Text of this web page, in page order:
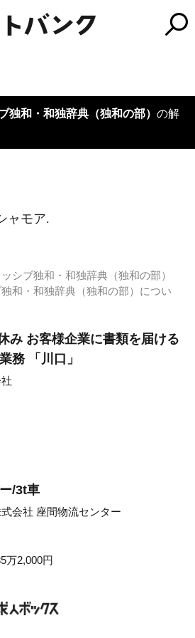
独和・和独辞典（独和の部） の解
ャモア.
シブ独和・和独辞典（独和の部）
和・和独辞典（独和の部）につい
み お客様企業に書類を届ける
務 「川口」
/3t車
会社 座間物流センター
万2,000円